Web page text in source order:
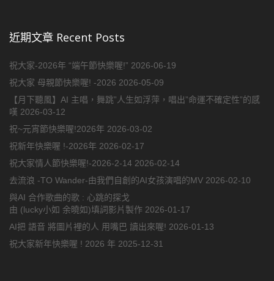
近期文章 Recent Posts
祝大家-2026年 “端午節快樂喔!” 2026-06-19
祝大家 母親節快樂喔! -2026 2026-05-09
【月下聽風】AI 主唱，舞跳”人生如浮萍，唱出”命運不確定性”的感
嘆 2026-03-12
祝~元宵節快樂喔!2026年 2026-03-02
祝新年快樂喔 !-2026年 2026-02-17
祝大家情人節快樂喔!-2026-2-14 2026-02-14
去流浪 -TO Wander-由我們自創的AI女孩演唱的MV 2026-02-10
與AI 合作歌曲的歌 : 心跳的探戈
由 (lucky小如 余曉如)填詞影片製作 2026-01-17
AI把 語音 將圖片裡的人 用嘴巴 讀出來喔! 2026-01-13
祝大家新年快樂喔 ! 2026 年 2025-12-31